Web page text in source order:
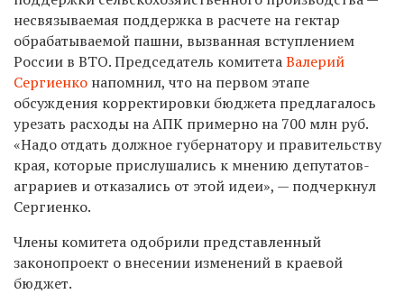
несвязываемая поддержка в расчете на гектар
обрабатываемой пашни, вызванная вступлением
России в ВТО. Председатель комитетаВалерий
Сергиенко напомнил, что на первом этапе
обсуждения корректировки бюджета предлагалось
урезать расходы на АПК примерно на 700 млн руб.
«Надо отдать должное губернатору и правительству
края, которые прислушались к мнению депутатов-
аграриев и отказались от этой идеи», — подчеркнул
Сергиенко.
Члены комитета одобрили представленный
законопроект о внесении изменений в краевой
бюджет.